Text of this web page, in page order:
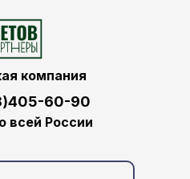
компания
всей России
60-90